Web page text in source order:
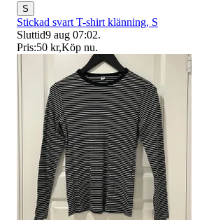
S
Stickad svart T-shirt klänning, S
Sluttid9 aug 07:02.
Pris:50 kr,Köp nu.